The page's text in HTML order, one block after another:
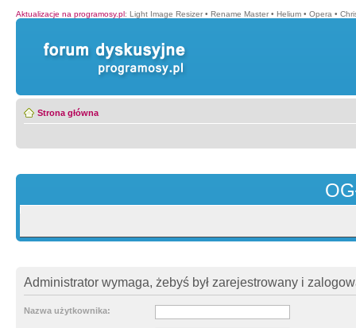
Aktualizacje na programosy.pl: Light Image Resizer • Rename Master • Helium • Opera •
Strona główna
Administrator wymaga, żebyś był zarejestrowany i
Nazwa użytkownika: